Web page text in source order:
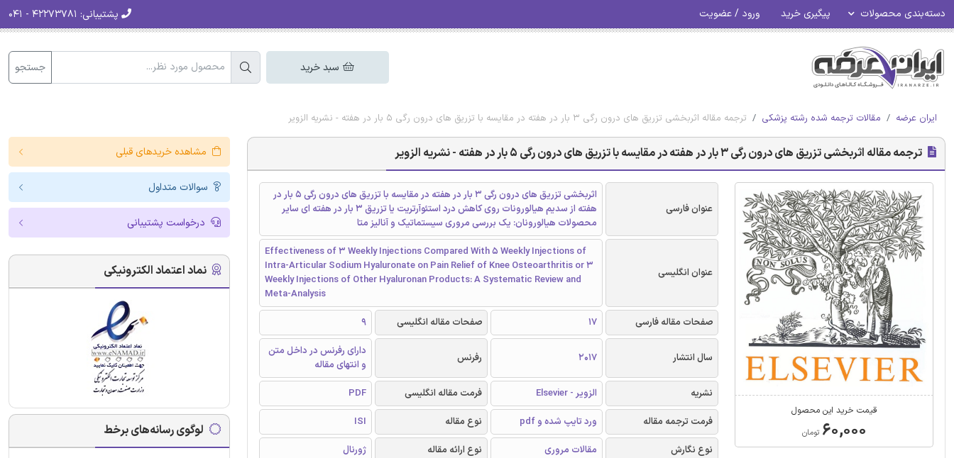
دسته‌بندی محصولات پیگیری خرید ورود / عضویت پشتیبانی:
سبد خرید جستجو
ایران عرضه مقالات ترجمه شده رشته پزشکی ترجمه مقاله اثربخشی تزریق های درون رگی 3 بار در هفته در مقایسه با تزریق های درون رگی 5 بار در هفته - نشریه الزویر
ترجمه مقاله اثربخشی تزریق های درون رگی 3 بار در هفته در مقایسه با تزریق های درون رگی 5 بار در هفته - نشریه الزویر
قیمت خرید این محصول
۶۰,۰۰۰ تومان
عنوان فارسی
اثربخشی تزریق های درون رگی 3 بار در هفته در مقایسه با تزریق های درون رگی 5 بار در
هفته از سدیم هیالورونات روی کاهش درد استئوآرتریت یا تزریق 3 بار در هفته ای سایر
محصولات هیالورونان: یک بررسی مروری سیستماتیک و آنالیز متا
عنوان انگلیسی
Effectiveness of 3 Weekly Injections Compared With 5 Weekly Injections of
Intra-Articular Sodium Hyaluronate on Pain Relief of Knee Osteoarthritis or 3
Weekly Injections of Other Hyaluronan Products: A Systematic Review and
Meta-Analysis
صفحات مقاله فارسی
17 صفحات مقاله انگلیسی 9
سال انتشار 2017 رفرنس
دارای رفرنس در داخل متن
و انتهای مقاله
نشریه
الزویر - Elsevier فرمت مقاله انگلیسی
PDF
فرمت ترجمه مقاله
ورد تایپ شده و pdf نوع مقاله
ISI
نوع نگارش
مقالات مروری نوع ارائه مقاله
ژورنال
مشاهده خریدهای قبلی
سوالات متداول
درخواست پشتیبانی
نماد اعتماد الکترونیکی
لوگوی رسانه‌های برخط